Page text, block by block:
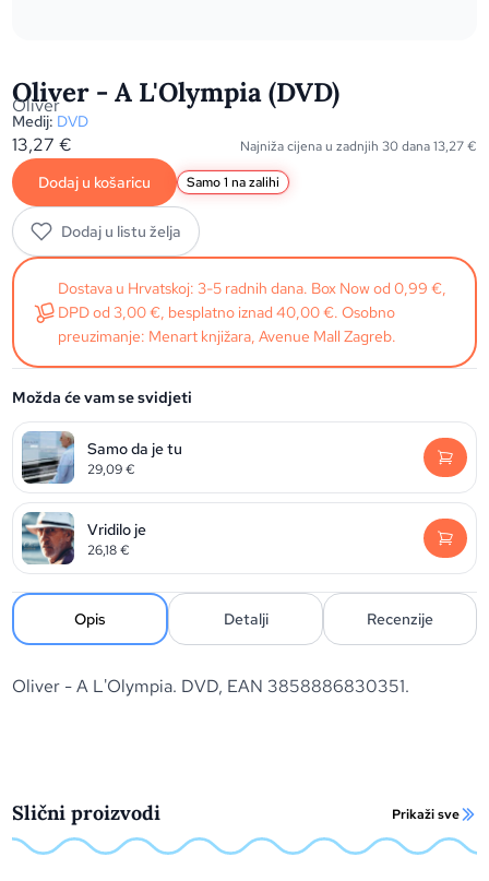
Oliver - A L'Olympia (DVD)
Oliver
Medij: DVD
13,27€ Najniža cijena u zadnjih 30 dana13,27€
Dodaj u košaricu Samo 1 na zalihi
Dodaj u listu želja
Dostava u Hrvatskoj: 3-5 radnih dana. Box Now od 0,99 €,
DPD od 3,00 €, besplatno iznad 40,00 €. Osobno
preuzimanje: Menart knjižara, Avenue Mall Zagreb.
Možda će vam se svidjeti
Samo da je tu
29,09€
Vridilo je
26,18€
Opis Detalji Recenzije
Oliver - A L'Olympia. DVD, EAN 3858886830351.
Slični proizvodi Prikaži sve